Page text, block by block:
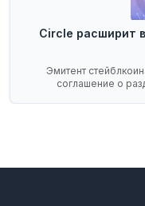
Circle расширит
Эмитент
соглашение о